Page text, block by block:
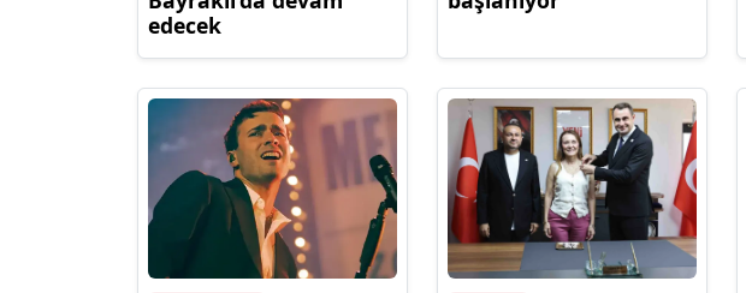
edecek